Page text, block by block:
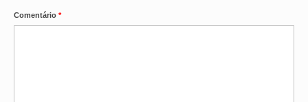
Comentário *